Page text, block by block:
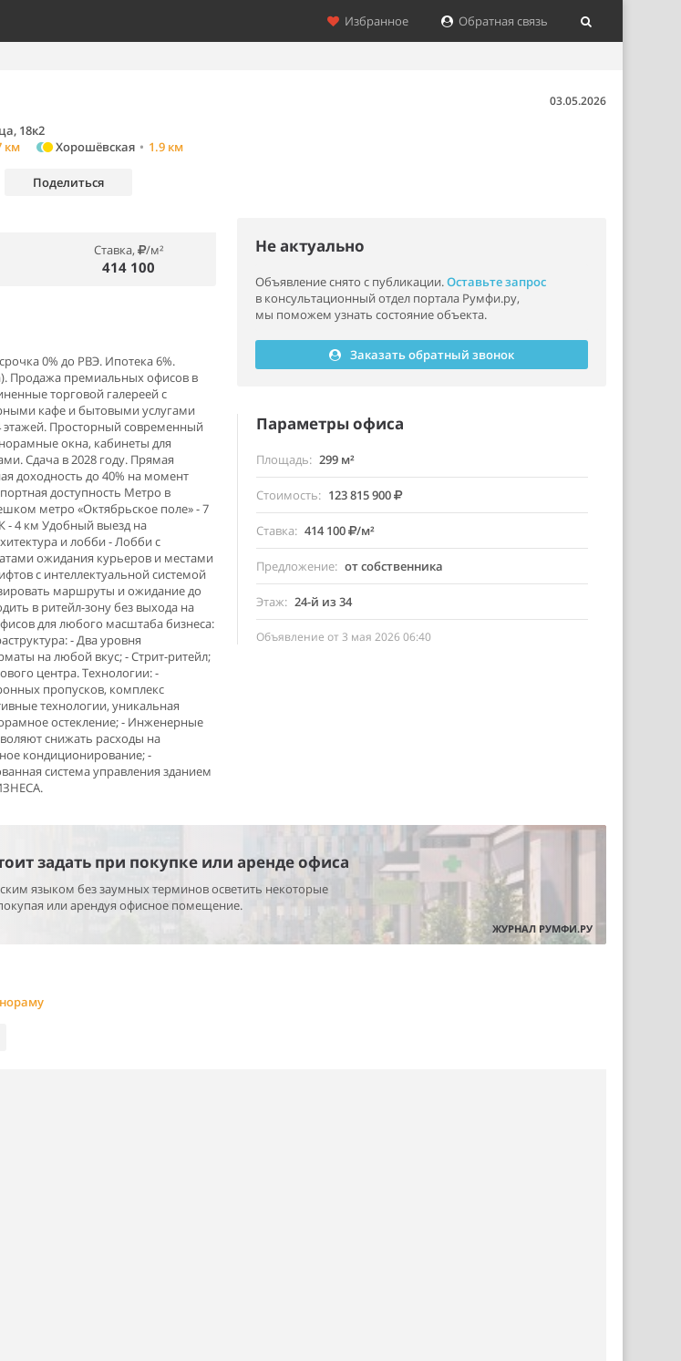
Избранное Обратная связь
03.05.2026
18к2
км Хорошёвская • 1.9 км
Поделиться
Ставка, /м²
414 100
0% до РВЭ. Ипотека 6%.
Пpодажа пpeмиaльныx oфисов в
торговой галереей с
кафе и бытовыми услугами
этажей. Прoсторный coвремeнный
окна, кабинеты для
Сдача в 2028 году. Прямая
доходность до 40% на момент
доступность Метро в
метро «Октябрьское поле» - 7
- 4 км Удобный выезд на
и лобби - Лобби с
ожидания курьеров и местами
с интеллектуальной системой
маршруты и ожидание до
в ритейл-зону без выхода на
для любого масштаба бизнеса:
- Два уровня
на любой вкус; - Стрит-ритейл;
центра. Технологии: -
пропусков, комплекс
технологии, уникальная
остекление; - Инженерные
снижать расходы на
кондиционирование; -
система управления зданием
Не актуально
Объявление снято с публикации.Оставьте запрос
в консультационный отдел портала Румфи.ру,
мы поможем узнать состояние объекта.
Заказать обратный звонок
Параметры офиса
Площадь 299 м²
Стоимость 123 815 900
Ставка 414 100 /м²
Предложение от собственника
Этаж 24-й из 34
Объявление от 3 мая 2026 06:40
задать при покупке или аренде офиса
языком без заумных терминов осветить некоторые
или арендуя офисное помещение.
ЖУРНАЛ РУМФИ.РУ